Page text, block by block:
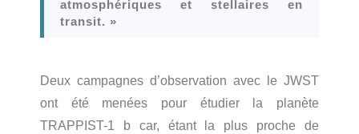
atmosphériques et stellaires en
transit. »
Deux campagnes d’observation avec le JWST
ont été menées pour étudier la planète
TRAPPIST-1 b car, étant la plus proche de